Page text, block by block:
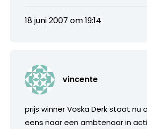
18 juni 2007 om 19:14
vincente
prijs winner Voska Derk staat nu
eens naar een ambtenaar in